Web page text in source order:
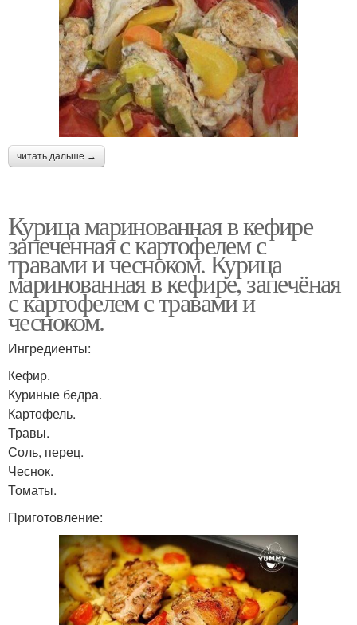
читать дальше →
Курица маринованная в кефире
запеченная с картофелем с
травами и чесноком. Курица
маринованная в кефире, запечёная
с картофелем с травами и
чесноком.
Ингредиенты:
Кефир.
Куриные бедра.
Картофель.
Травы.
Соль, перец.
Чеснок.
Томаты.
Приготовление: